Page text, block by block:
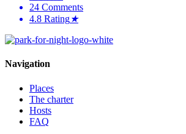
24 Comments
4.8 Rating★
Navigation
Places
The charter
Hosts
FAQ